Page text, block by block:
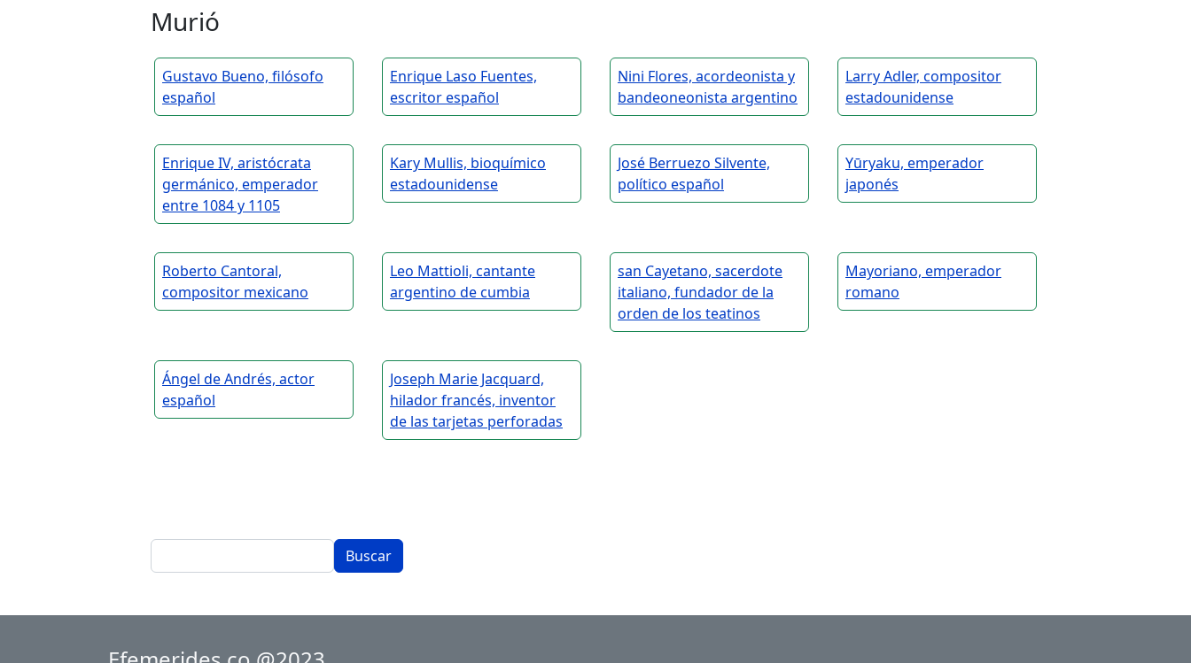
Murió
Gustavo Bueno, filósofo
español
Enrique Laso Fuentes,
escritor español
Nini Flores, acordeonista y
bandeoneonista argentino
Larry Adler, compositor
estadounidense
Enrique IV, aristócrata
germánico, emperador
entre 1084 y 1105
Kary Mullis, bioquímico
estadounidense
José Berruezo Silvente,
político español
Yūryaku, emperador
japonés
Roberto Cantoral,
compositor mexicano
Leo Mattioli, cantante
argentino de cumbia
san Cayetano, sacerdote
italiano, fundador de la
orden de los teatinos
Mayoriano, emperador
romano
Ángel de Andrés, actor
español
Joseph Marie Jacquard,
hilador francés, inventor
de las tarjetas perforadas
Buscar